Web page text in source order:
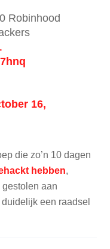
Robinhood
16,
die zo’n 10 dagen
hebben,
aan
een raadsel